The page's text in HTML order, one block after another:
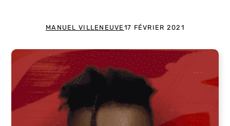
MANUEL VILLENEUVE 17 FÉVRIER 2021